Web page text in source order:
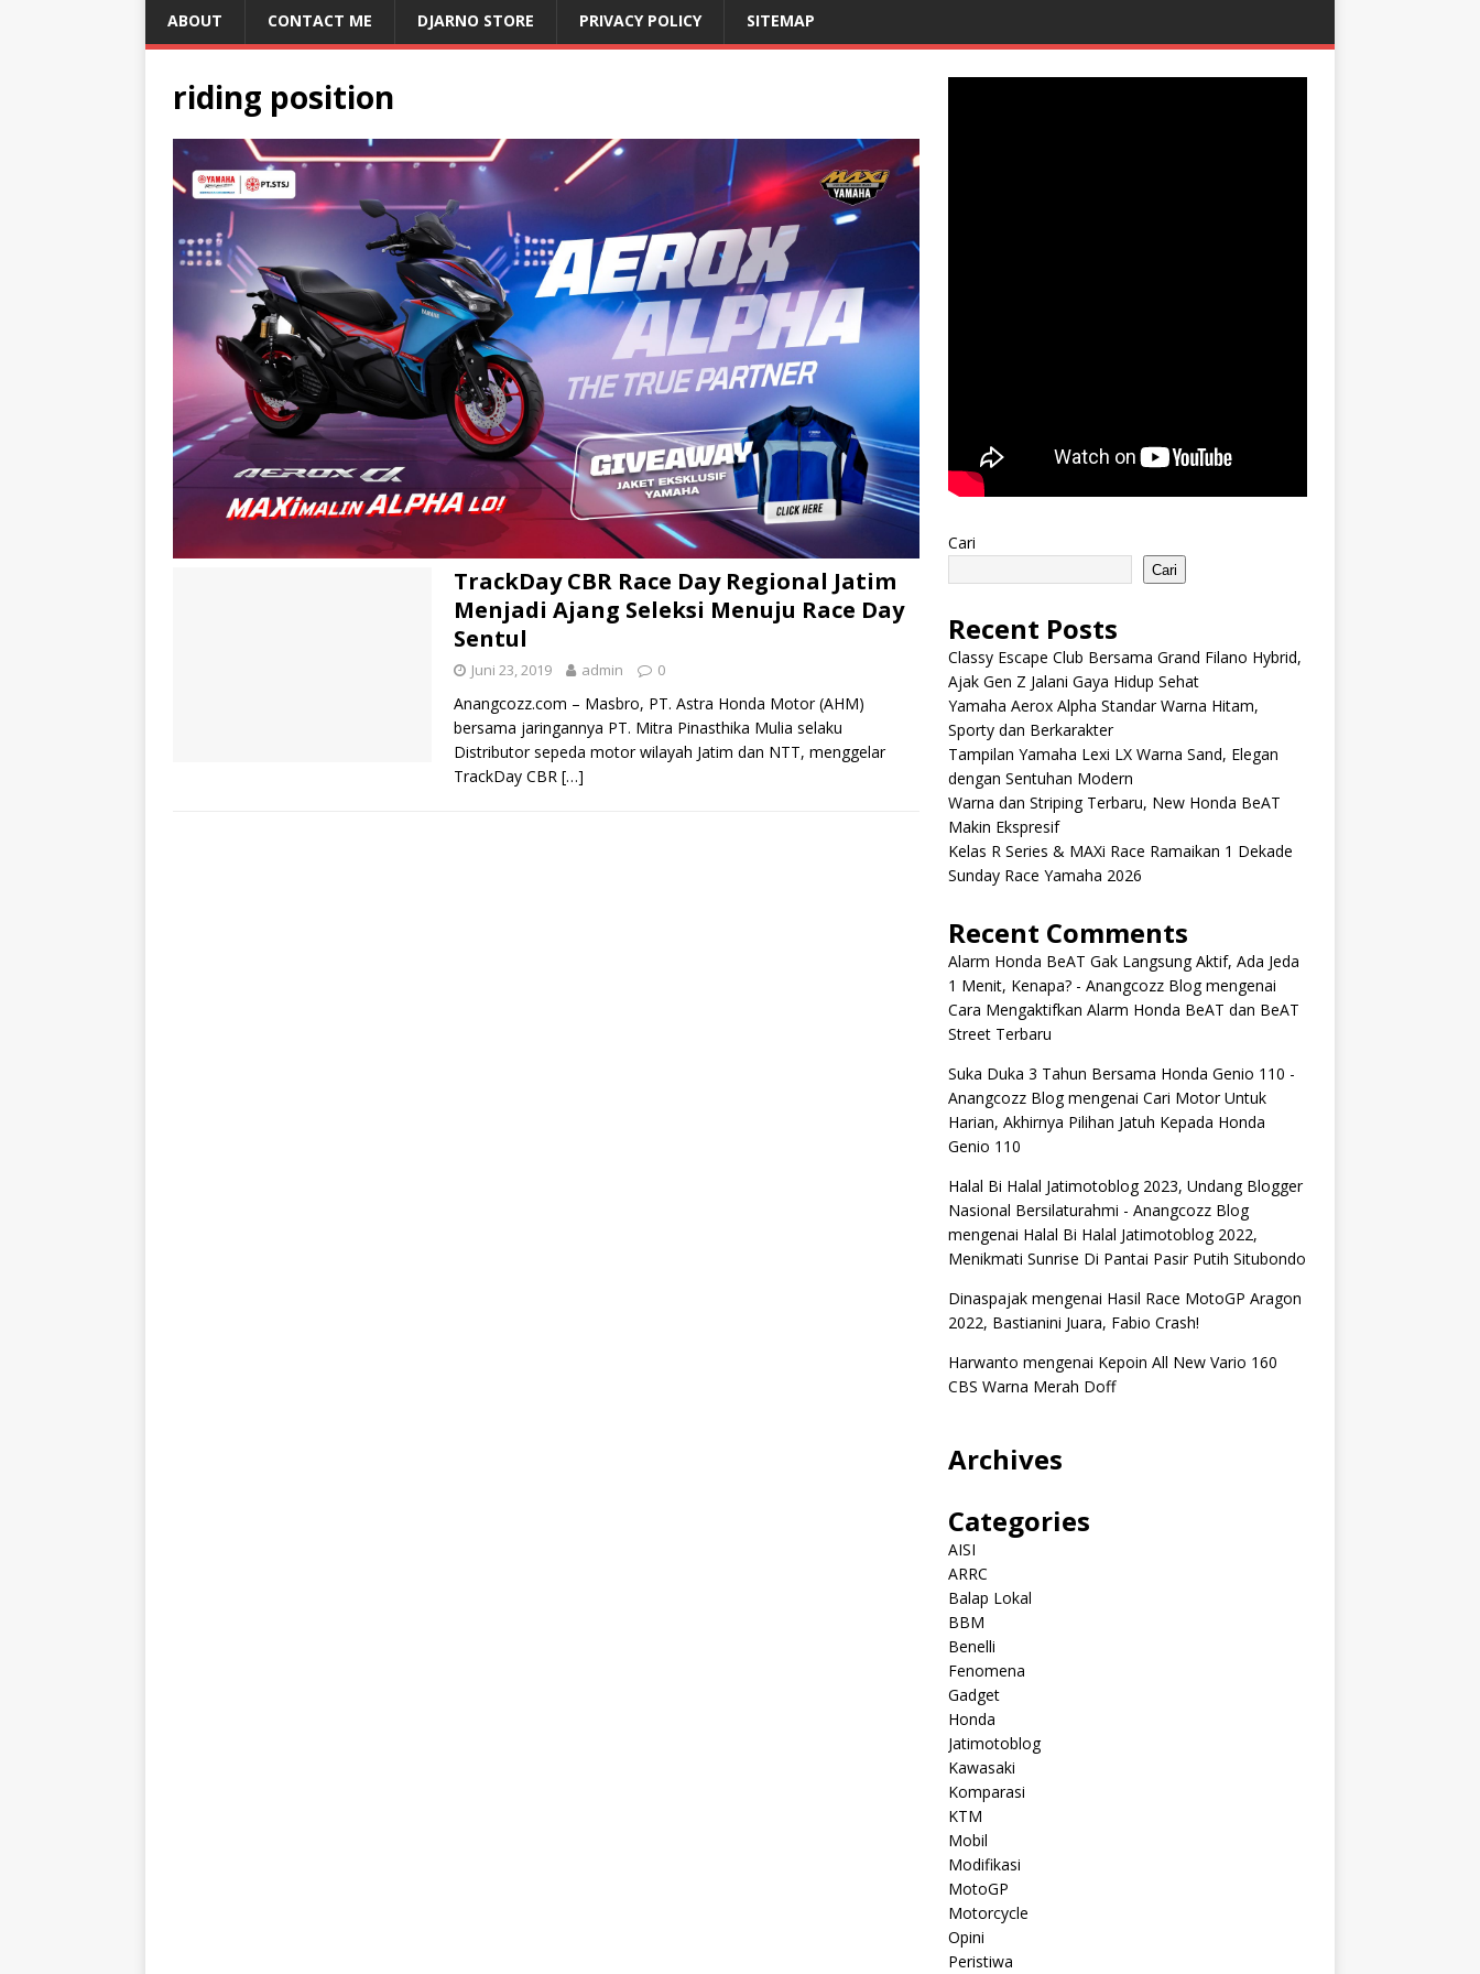
ABOUT CONTACT ME DJARNO STORE PRIVACY POLICY SITEMAP
riding position
TrackDay CBR Race Day Regional Jatim
Menjadi Ajang Seleksi Menuju Race Day
Sentul
Juni 23, 2019 admin 0
Anangcozz.com – Masbro, PT. Astra Honda Motor (AHM)
bersama jaringannya PT. Mitra Pinasthika Mulia selaku
Distributor sepeda motor wilayah Jatim dan NTT, menggelar
TrackDay CBR […]
Cari
Cari
Recent Posts
Classy Escape Club Bersama Grand Filano Hybrid,
Ajak Gen Z Jalani Gaya Hidup Sehat
Yamaha Aerox Alpha Standar Warna Hitam,
Sporty dan Berkarakter
Tampilan Yamaha Lexi LX Warna Sand, Elegan
dengan Sentuhan Modern
Warna dan Striping Terbaru, New Honda BeAT
Makin Ekspresif
Kelas R Series & MAXi Race Ramaikan 1 Dekade
Sunday Race Yamaha 2026
Recent Comments
Alarm Honda BeAT Gak Langsung Aktif, Ada Jeda
1 Menit, Kenapa? - Anangcozz Blogmengenai
Cara Mengaktifkan Alarm Honda BeAT dan BeAT
Street Terbaru
Suka Duka 3 Tahun Bersama Honda Genio 110 -
Anangcozz Blogmengenai Cari Motor Untuk
Harian, Akhirnya Pilihan Jatuh Kepada Honda
Genio 110
Halal Bi Halal Jatimotoblog 2023, Undang Blogger
Nasional Bersilaturahmi - Anangcozz Blog
mengenai Halal Bi Halal Jatimotoblog 2022,
Menikmati Sunrise Di Pantai Pasir Putih Situbondo
Dinaspajakmengenai Hasil Race MotoGP Aragon
2022, Bastianini Juara, Fabio Crash!
Harwanto mengenai Kepoin All New Vario 160
CBS Warna Merah Doff
Archives
Categories
AISI
ARRC
Balap Lokal
BBM
Benelli
Fenomena
Gadget
Honda
Jatimotoblog
Kawasaki
Komparasi
KTM
Mobil
Modifikasi
MotoGP
Motorcycle
Opini
Peristiwa